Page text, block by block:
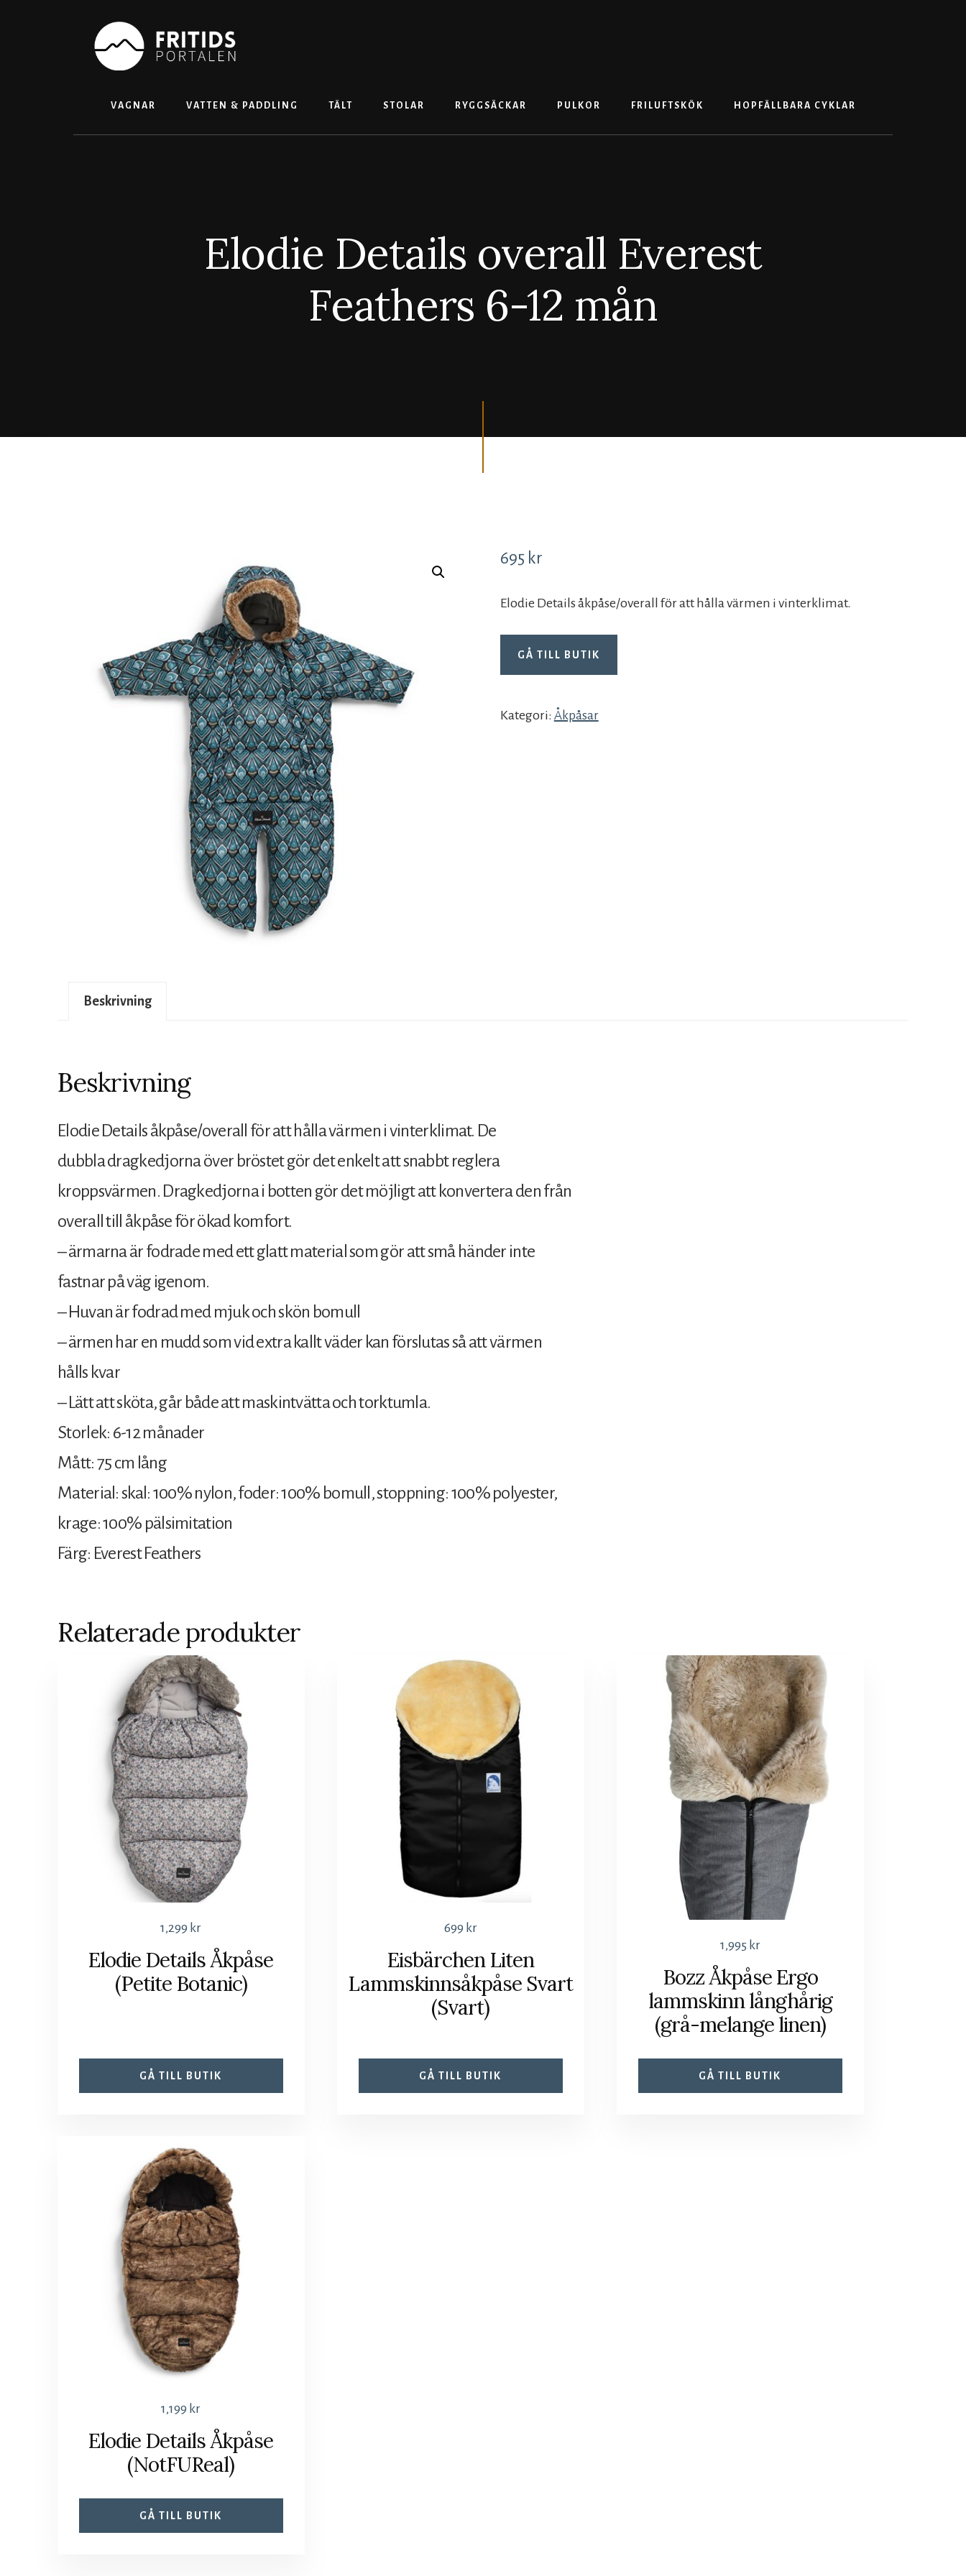
VAGNAR VATTEN & PADDLING TÄLT STOLAR RYGGSÄCKAR PULKOR FRILUFTSKÖK HOPFÄLLBARA CYKLAR
Elodie Details overall Everest
Feathers 6-12 mån
695 kr
Elodie Details åkpåse/overall för att hålla värmen i vinterklimat.
GÅ TILL BUTIK
Kategori: Åkpåsar
Beskrivning
Beskrivning
Elodie Details åkpåse/overall för att hålla värmen i vinterklimat. De
dubbla dragkedjorna över bröstet gör det enkelt att snabbt reglera
kroppsvärmen. Dragkedjorna i botten gör det möjligt att konvertera den från
overall till åkpåse för ökad komfort.
– ärmarna är fodrade med ett glatt material som gör att små händer inte
fastnar på väg igenom.
– Huvan är fodrad med mjuk och skön bomull
– ärmen har en mudd som vid extra kallt väder kan förslutas så att värmen
hålls kvar
– Lätt att sköta, går både att maskintvätta och torktumla.
Storlek: 6-12 månader
Mått: 75 cm lång
Material: skal: 100% nylon, foder: 100% bomull, stoppning: 100% polyester,
krage: 100% pälsimitation
Färg: Everest Feathers
Relaterade produkter
1,299 kr
Elodie Details Åkpåse
(Petite Botanic)
GÅ TILL BUTIK
699 kr
Eisbärchen Liten
Lammskinnsåkpåse Svart
(Svart)
GÅ TILL BUTIK
1,995 kr
Bozz Åkpåse Ergo
lammskinn långhårig
(grå-melange linen)
GÅ TILL BUTIK
1,199 kr
Elodie Details Åkpåse
(NotFUReal)
GÅ TILL BUTIK